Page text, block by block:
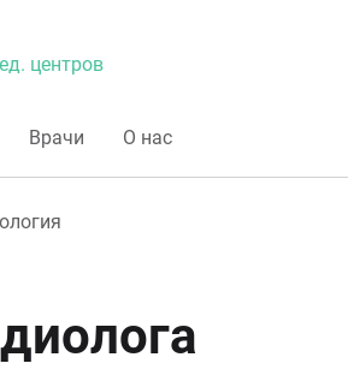
центров
Врачи О нас